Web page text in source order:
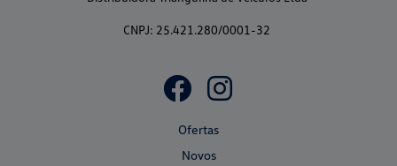
CNPJ: 25.421.280/0001-32
Ofertas
Novos